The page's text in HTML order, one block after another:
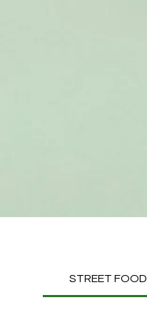
STREET FOOD